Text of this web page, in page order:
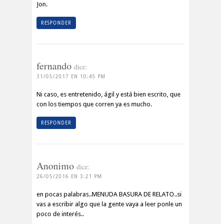
Jon.
RESPONDER
fernando dice:
31/05/2017 EN 10:45 PM
Ni caso, es entretenido, ágil y está bien escrito, que
con los tiempos que corren ya es mucho.
RESPONDER
Anonimo dice:
26/05/2016 EN 3:21 PM
en pocas palabras..MENUDA BASURA DE RELATO..si
vas a escribir algo que la gente vaya a leer ponle un
poco de interés..